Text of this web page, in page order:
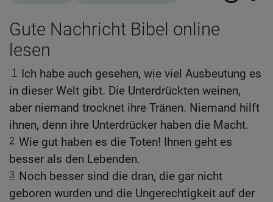
Gute Nachricht Bibel online
lesen
1 Ich habe auch gesehen, wie viel Ausbeutung es
in dieser Welt gibt. Die Unterdrückten weinen,
aber niemand trocknet ihre Tränen. Niemand hilft
ihnen, denn ihre Unterdrücker haben die Macht.
2 Wie gut haben es die Toten! Ihnen geht es
besser als den Lebenden.
3 Noch besser sind die dran, die gar nicht
geboren wurden und die Ungerechtigkeit auf der